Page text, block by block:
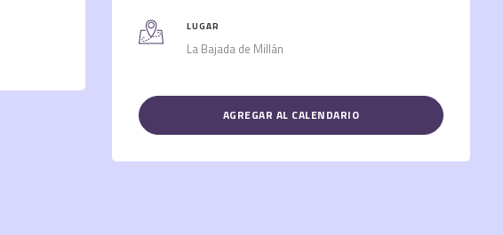
LUGAR
La Bajada de Millán
AGREGAR AL CALENDARIO